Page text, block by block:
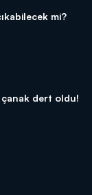
mi?
dert oldu!